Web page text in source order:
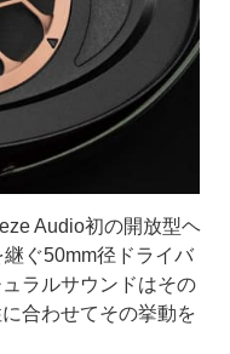
Audio初の開放型ヘ
ぐ50mm径ドライバ
ラルサウンドはその
合わせてその挙動を